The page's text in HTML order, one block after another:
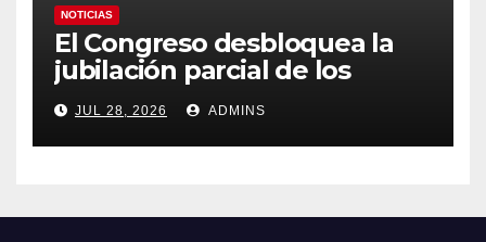
NOTICIAS
El Congreso desbloquea la
jubilación parcial de los
trabajadores laborales del
sector público
JUL 28, 2026 ADMINS